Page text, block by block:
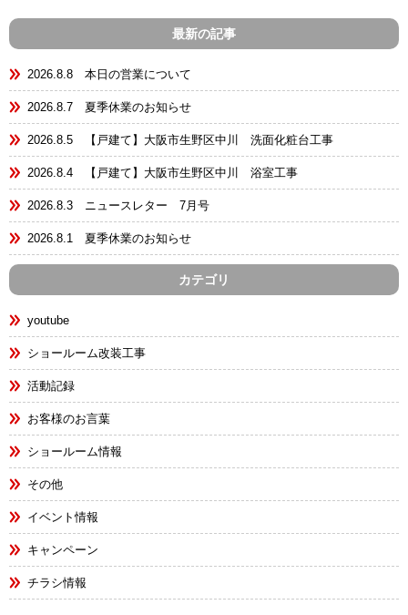
最新の記事
2026.8.8 本日の営業について
2026.8.7 夏季休業のお知らせ
2026.8.5 【戸建て】大阪市生野区中川 洗面化粧台工事
2026.8.4 【戸建て】大阪市生野区中川 浴室工事
2026.8.3 ニュースレター 7月号
2026.8.1 夏季休業のお知らせ
カテゴリ
youtube
ショールーム改装工事
活動記録
お客様のお言葉
ショールーム情報
その他
イベント情報
キャンペーン
チラシ情報